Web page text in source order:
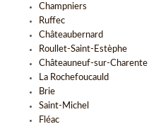
Champniers
Ruffec
Châteaubernard
Roullet-Saint-Estèphe
Châteauneuf-sur-Charente
La Rochefoucauld
Brie
Saint-Michel
Fléac